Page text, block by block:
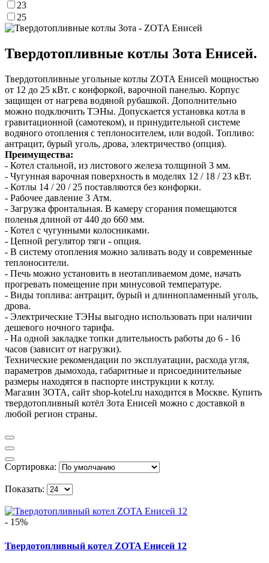
23
25
Твердотопливные котлы Зота Енисей.
Твердотопливные угольные котлы ZOTA Енисей мощностью
от 12 до 25 кВт. с конфоркой, варочной панелью. Корпус
защищен от нагрева водяной рубашкой. Дополнительно
можно подключить ТЭНы. Допускается установка котла в
гравитационной (самотеком), и принудительной системе
водяного отопления с теплоносителем, или водой. Топливо:
антрацит, бурый уголь, дрова, электричество (опция).
Преимущества:
- Котел стальной, из листового железа толщиной 3 мм.
- Чугунная варочная поверхность в моделях 12 / 18 / 23 кВт.
- Котлы 14 / 20 / 25 поставляются без конфорки.
- Рабочее давление 3 Атм.
- Загрузка фронтальная. В камеру сгорания помещаются
поленья длиной от 440 до 660 мм.
- Котел с чугунными колосниками.
- Цепной регулятор тяги - опция.
- В систему отопления можно заливать воду и современные
теплоносители.
- Печь можно установить в неотапливаемом доме, начать
прогревать помещение при минусовой температуре.
- Виды топлива: антрацит, бурый и длиннопламенный уголь,
дрова.
- Электрические ТЭНы выгодно использовать при наличии
дешевого ночного тарифа.
- На одной закладке топки длительность работы до 6 - 16
часов (зависит от нагрузки).
Технические рекомендации по эксплуатации, расхода угля,
параметров дымохода, габаритные и присоединительные
размеры находятся в паспорте инструкции к котлу.
Магазин ЗОТА, сайт shop-kotel.ru находится в Москве. Купить
твердотопливный котёл Зота Енисей можно с доставкой в
любой регион страны.
Сортировка:
Показать:
- 15%
Твердотопливный котел ZOTA Енисей 12